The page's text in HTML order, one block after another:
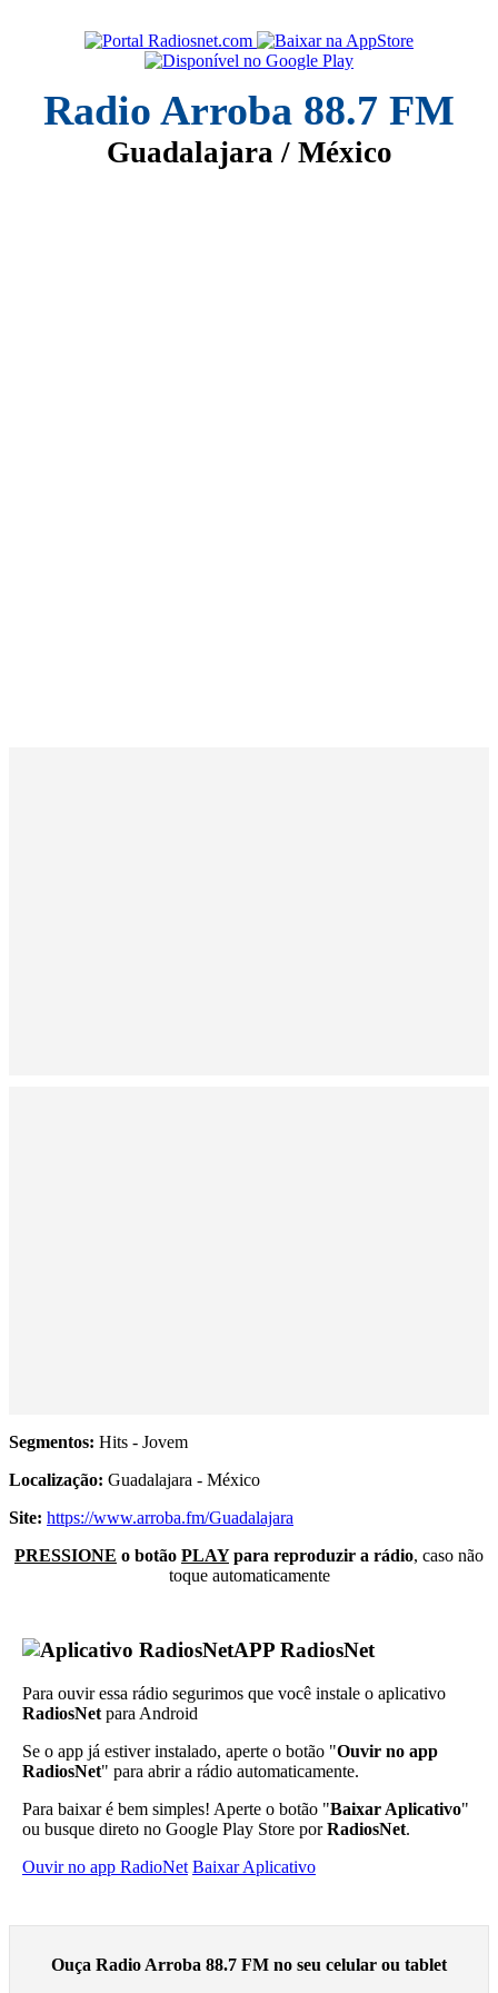
Radio Arroba 88.7 FM
Guadalajara / México
Segmentos: Hits - Jovem
Localização: Guadalajara - México
Site: https://www.arroba.fm/Guadalajara
PRESSIONE o botão PLAYpara reproduzir a rádio, caso não
toque automaticamente
APP RadiosNet
Para ouvir essa rádio segurimos que você instale o aplicativo
RadiosNet para Android
Se o app já estiver instalado, aperte o botão "Ouvir no app
RadiosNet" para abrir a rádio automaticamente.
Para baixar é bem simples! Aperte o botão "Baixar Aplicativo"
ou busque direto no Google Play Store porRadiosNet.
Ouvir no app RadioNet Baixar Aplicativo
Ouça Radio Arroba 88.7 FM no seu celular ou tablet